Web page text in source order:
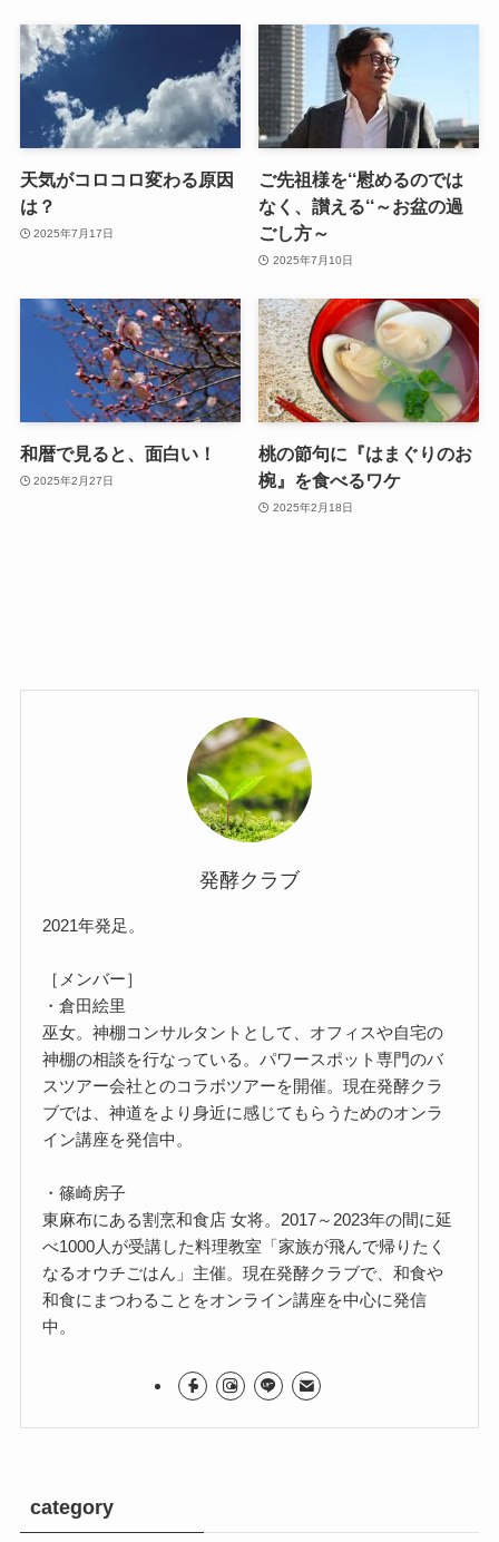
天気がコロコロ変わる原因
は？
2025年7月17日
ご先祖様を‘‘慰めるのでは
なく、讃える‘‘～お盆の過
ごし方～
2025年7月10日
和暦で見ると、面白い！
2025年2月27日
桃の節句に『はまぐりのお
椀』を食べるワケ
2025年2月18日
発酵クラブ
2021年発足。
［メンバー］
・倉田絵里
巫女。神棚コンサルタントとして、オフィスや自宅の
神棚の相談を行なっている。パワースポット専門のバ
スツアー会社とのコラボツアーを開催。現在発酵クラ
ブでは、神道をより身近に感じてもらうためのオンラ
イン講座を発信中。
・篠崎房子
東麻布にある割烹和食店 女将。2017～2023年の間に延
べ1000人が受講した料理教室「家族が飛んで帰りたく
なるオウチごはん」主催。現在発酵クラブで、和食や
和食にまつわることをオンライン講座を中心に発信
中。
category